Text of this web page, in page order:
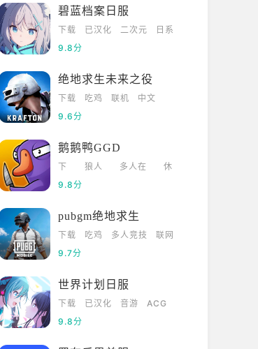
碧蓝档案日服
下载 已汉化 二次元
日系
9.8分
绝地求生未来之役
下载 吃鸡 联机
中文
9.6分
鹅鹅鸭GGD
下
载
狼人
多人在
休
9.8分
pubgm绝地求生
下载 吃鸡 多人竞技
联网
9.7分
世界计划日服
下载 已汉化 音游
ACG
9.8分